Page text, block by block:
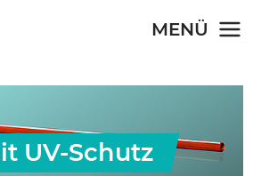
MENÜ
UV-Schutz